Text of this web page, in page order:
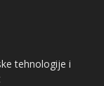
tehnologije i